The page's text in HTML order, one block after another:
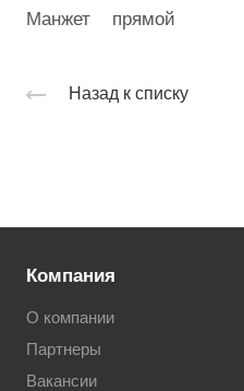
Манжет прямой
Назад к списку
Компания
О компании
Партнеры
Вакансии